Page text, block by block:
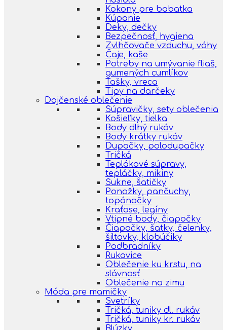
Kokony pre babatka
Kúpanie
Deky, dečky
Bezpečnosť, hygiena
Zvlhčovače vzduchu, váhy
Čaje, kaše
Potreby na umývanie fliaš,
gumených cumlíkov
Tašky, vreca
Tipy na darčeky
Dojčenské oblečenie
Súpravičky, sety oblečenia
Košieľky, tielka
Body dlhý rukáv
Body krátky rukáv
Dupačky, polodupačky
Tričká
Teplákové súpravy,
tepláčky, mikiny
Sukne, šatičky
Ponožky, pančuchy,
topánočky
Kraťase, legíny
Vtipné body, čiapočky
Čiapočky, šatky, čelenky,
šiltovky, klobúčiky
Podbradníky
Rukavice
Oblečenie ku krstu, na
slávnosť
Oblečenie na zimu
Móda pre mamičky
Svetríky
Tričká, tuniky dl. rukáv
Tričká, tuniky kr. rukáv